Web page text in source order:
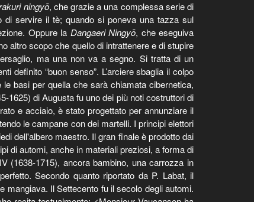
ningyō, che grazie a una complessa serie di
servire il tè; quando si poneva una tazza sul
Oppure la Dangaeri Ningyō, che eseguiva
altro scopo che quello di intrattenere e di stupire
ma una non va a segno. Si tratta di un
definito “buon senso”. L’arciere sbaglia il colpo
basi per quella che sarà chiamata cibernetica,
1625) di Augusta fu uno dei più noti costruttori di
e acciaio, è stato progettato per annunziare il
le campane con dei martelli. I principi elettori
dell'albero maestro. Il gran finale è prodotto dai
di automi, anche in materiali preziosi, a forma di
(1638-1715), ancora bambino, una carrozza in
Secondo quanto riportato da P. Labat, il
mangiava. Il Settecento fu il secolo degli automi.